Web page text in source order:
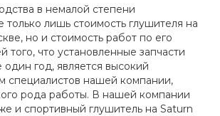
в немалой степени
только лишь стоимость глушителя на
но и стоимость работ по его
того, что установленные запчасти
один год, является высокий
специалистов нашей компании,
рода работы. В нашей компании
и спортивный глушитель на Saturn